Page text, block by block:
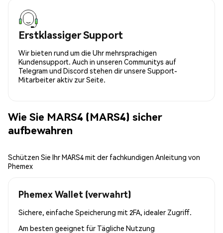
Erstklassiger Support
Wir bieten rund um die Uhr mehrsprachigen
Kundensupport. Auch in unseren Communitys auf
Telegram und Discord stehen dir unsere Support-
Mitarbeiter aktiv zur Seite.
Wie Sie MARS4 (MARS4) sicher
aufbewahren
Schützen Sie Ihr MARS4 mit der fachkundigen Anleitung von
Phemex
Phemex Wallet (verwahrt)
Sichere, einfache Speicherung mit 2FA, idealer Zugriff.
Am besten geeignet für Tägliche Nutzung